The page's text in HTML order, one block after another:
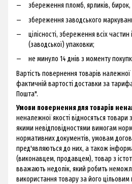
збереження пломб, ярликів, бирок,
збереження заводського
цілісності, збереження всіх частин
(заводської) упаковки;
не минуло 14 днів з моменту
Вартість повернення товарів
фактичній вартості доставки за
Пошта".
Умови повернення для товарів
неналежної якості відносяться товари
якими невідповідностями вимогам
нормативних документів, умовам
пред'являються до них, а також
(виконавцем, продавцем), товар з
вважають недолік, який робить
використання товару за його